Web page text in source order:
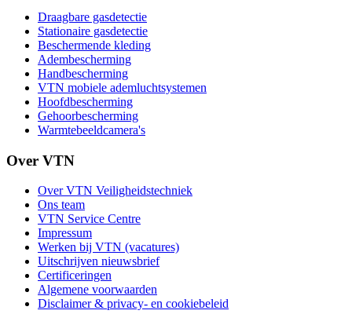
Draagbare gasdetectie
Stationaire gasdetectie
Beschermende kleding
Adembescherming
Handbescherming
VTN mobiele ademluchtsystemen
Hoofdbescherming
Gehoorbescherming
Warmtebeeldcamera's
Over VTN
Over VTN Veiligheidstechniek
Ons team
VTN Service Centre
Impressum
Werken bij VTN (vacatures)
Uitschrijven nieuwsbrief
Certificeringen
Algemene voorwaarden
Disclaimer & privacy- en cookiebeleid